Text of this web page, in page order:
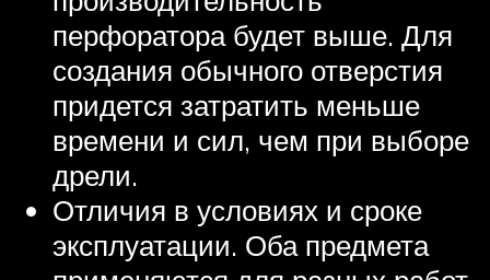
перфоратора будет выше. Для
создания обычного отверстия
придется затратить меньше
времени и сил, чем при выборе
дрели.
Отличия в условиях и сроке
эксплуатации. Оба предмета